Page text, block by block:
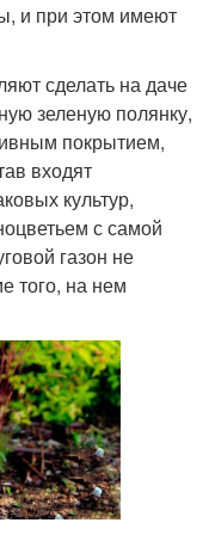
и при этом имеют
сделать на даче
зеленую полянку,
покрытием,
входят
культур,
с самой
газон не
того, на нем